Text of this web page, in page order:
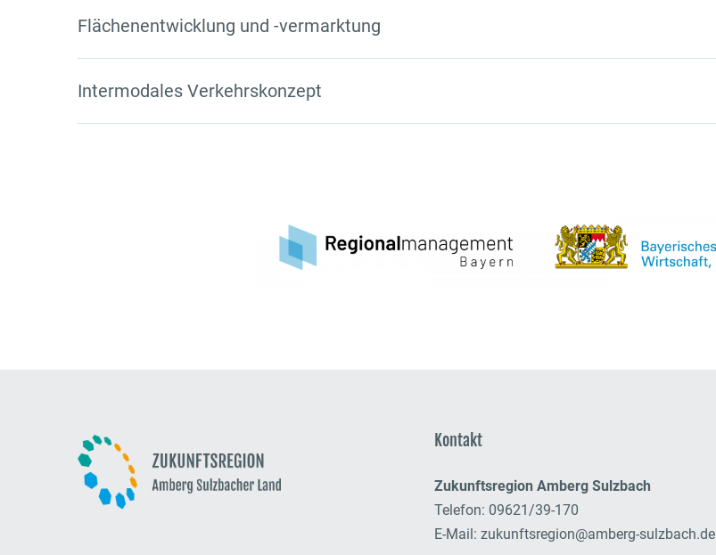
Flächenentwicklung und -vermarktung
Intermodales Verkehrskonzept
Kontakt
Zukunftsregion Amberg Sulzbach
Telefon: 09621/39-170
E-Mail: zukunftsregion@amberg-sulzbach.de